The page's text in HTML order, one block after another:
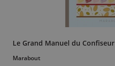
Le Grand Manuel du Confiseur
Marabout